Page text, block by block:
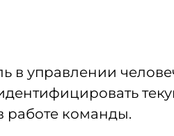
в управлении
работе команды.